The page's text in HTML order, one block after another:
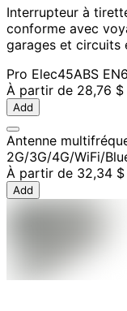
Interrupteur à
conforme avec
garages et circuits
Pro Elec45ABS
À partir de 28,76 $
Add
Antenne
2G/3G/4G/WiFi/
À partir de 32,34 $
Add